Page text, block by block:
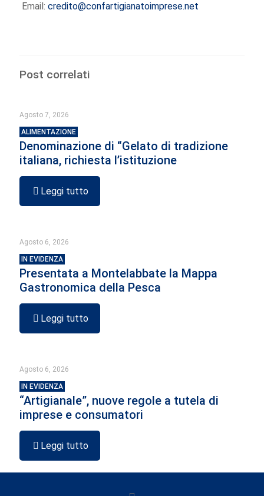
Email: credito@confartigianatoimprese.net
Post correlati
Agosto 7, 2026
ALIMENTAZIONE
Denominazione di “Gelato di tradizione
italiana, richiesta l’istituzione
Leggi tutto
Agosto 6, 2026
IN EVIDENZA
Presentata a Montelabbate la Mappa
Gastronomica della Pesca
Leggi tutto
Agosto 6, 2026
IN EVIDENZA
“Artigianale”, nuove regole a tutela di
imprese e consumatori
Leggi tutto